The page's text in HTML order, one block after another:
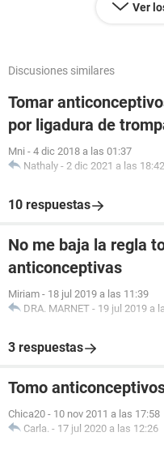
Ver
Discusiones similares
Tomar
por ligadura de
Mni - 4 dic 2018 a las 01:37
Nathaly - 2 dic 2021 a las 18:42
10 respuestas
No me baja la regla
anticonceptivas
Miriam - 18 jul 2019 a las 11:39
DRA. MARNET - 19 jul 2019 a
3 respuestas
Tomo
Chica20 - 10 nov 2011 a las 17:58
Carla. - 17 jul 2020 a las 12:26